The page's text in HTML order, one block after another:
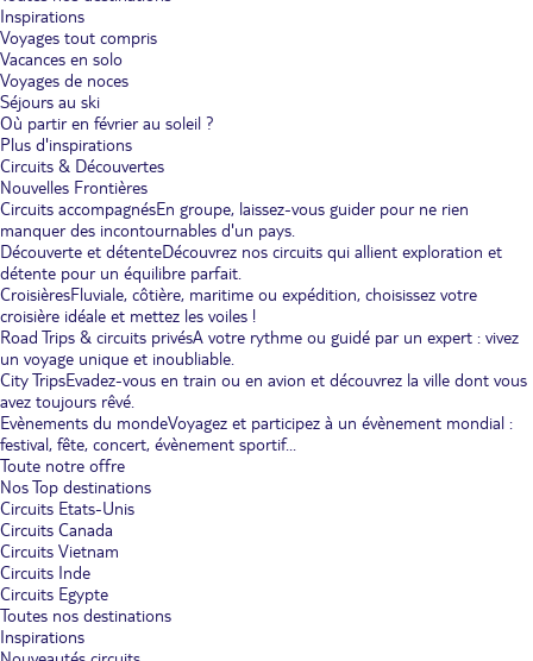
Inspirations
Voyages tout compris
Vacances en solo
Voyages de noces
Séjours au ski
Où partir en février au soleil ?
Plus d'inspirations
Circuits & Découvertes
Nouvelles Frontières
Circuits accompagnésEn groupe, laissez-vous guider pour ne rien
manquer des incontournables d'un pays.
Découverte et détenteDécouvrez nos circuits qui allient exploration et
détente pour un équilibre parfait.
CroisièresFluviale, côtière, maritime ou expédition, choisissez votre
croisière idéale et mettez les voiles !
Road Trips & circuits privésA votre rythme ou guidé par un expert : vivez
un voyage unique et inoubliable.
City TripsEvadez-vous en train ou en avion et découvrez la ville dont vous
avez toujours rêvé.
Evènements du mondeVoyagez et participez à un évènement mondial :
festival, fête, concert, évènement sportif...
Toute notre offre
Nos Top destinations
Circuits Etats-Unis
Circuits Canada
Circuits Vietnam
Circuits Inde
Circuits Egypte
Toutes nos destinations
Inspirations